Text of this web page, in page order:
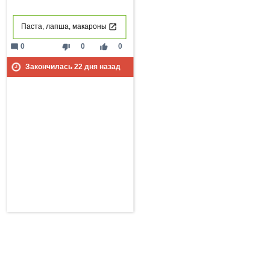
Паста, лапша, макароны
thumb_down 0 thumb_up 0
mode_comment 0
Закончилась 22дня назад